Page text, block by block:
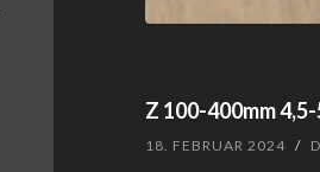
Z 100-400mm 4,5-
18. FEBRUAR 2024 /